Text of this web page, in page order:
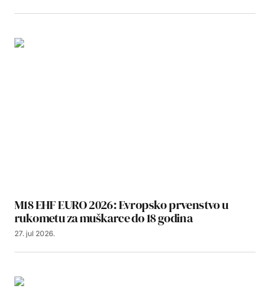
M18 EHF EURO 2026: Evropsko prvenstvo u
rukometu za muškarce do 18 godina
27. jul 2026.